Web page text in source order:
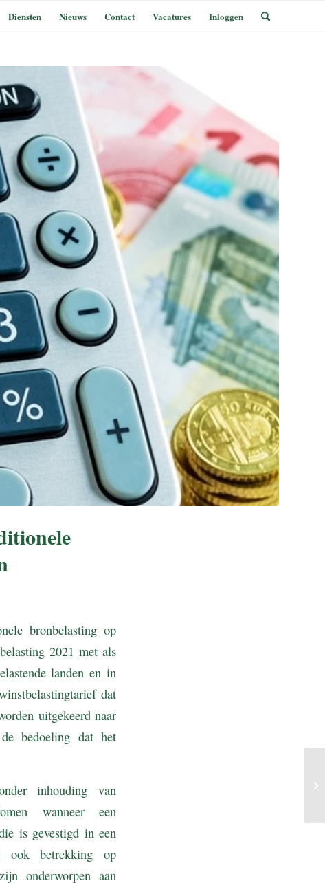
Diensten Nieuws Contact Vacatures Inloggen
bronbelasting op
2021 met als
landen en in
dat
uitgekeerd naar
bedoeling dat het
inhouding van
wanneer een
is gevestigd in een
ook betrekking op
onderworpen aan